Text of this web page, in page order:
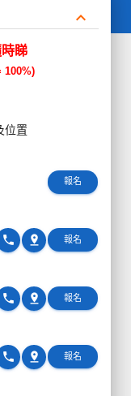
keyboard_arrow_down
睇
100%)
位置
報名
報名
pin_drop
phone
報名
pin_drop
phone
報名
pin_drop
phone